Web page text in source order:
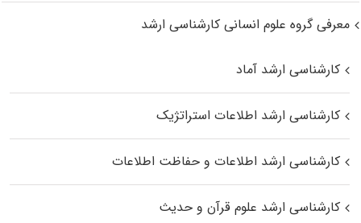
معرفی گروه علوم انسانی کارشناسی ارشد
کارشناسی ارشد آماد
کارشناسی ارشد اطلاعات استراتژیک
کارشناسی ارشد اطلاعات و حفاظت اطلاعات
کارشناسی ارشد علوم قرآن و حدیث